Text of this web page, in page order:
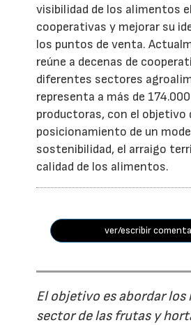
visibilidad de los alimentos
cooperativas y mejorar su
los puntos de venta.
reúne a decenas de
diferentes sectores
representa a más de
productoras, con el objetivo
posicionamiento de un
sostenibilidad, el arraigo
calidad de los alimentos.
ver/escribir
El objetivo es abordar los
sector de las frutas y